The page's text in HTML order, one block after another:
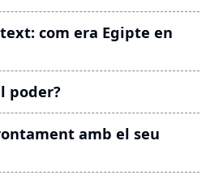
com era Egipte en
poder?
amb el seu